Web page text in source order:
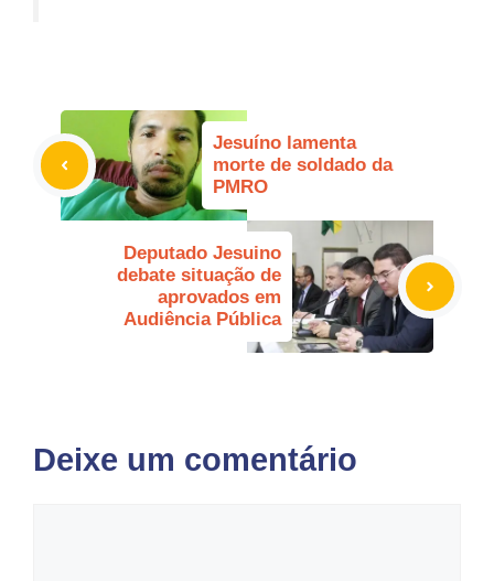
Jesuíno lamenta
morte de soldado da
PMRO
Deputado Jesuino
debate situação de
aprovados em
Audiência Pública
Deixe um comentário